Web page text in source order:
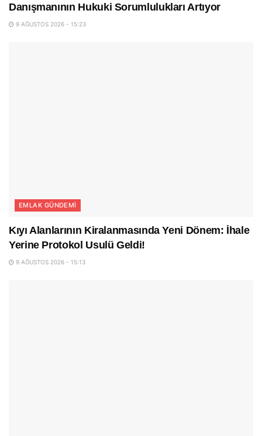
Danışmanının Hukuki Sorumlulukları Artıyor
9 AĞUSTOS 2026 - 15:23
EMLAK GÜNDEMI
Kıyı Alanlarının Kiralanmasında Yeni Dönem: İhale
Yerine Protokol Usulü Geldi!
9 AĞUSTOS 2026 - 15:13